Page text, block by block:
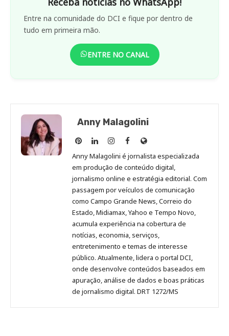
Entre na comunidade do DCI e fique por dentro de
tudo em primeira mão.
ENTRE NO CANAL
Anny Malagolini
Anny
Malagolini
no
Pinterest
Anny
Malagolini
no
LinkedIn
Anny
Malagolini
no
Instagram
Anny
Malagolini
no
Facebook
Site
de
Anny
Malagolini
Anny Malagolini é jornalista especializada
em produção de conteúdo digital,
jornalismo online e estratégia editorial. Com
passagem por veículos de comunicação
como Campo Grande News, Correio do
Estado, Midiamax, Yahoo e Tempo Novo,
acumula experiência na cobertura de
notícias, economia, serviços,
entretenimento e temas de interesse
público. Atualmente, lidera o portal DCI,
onde desenvolve conteúdos baseados em
apuração, análise de dados e boas práticas
de jornalismo digital. DRT 1272/MS